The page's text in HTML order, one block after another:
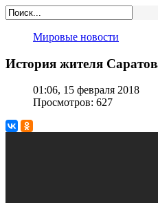
Мировые новости
История жителя
01:06, 15 февраля 2018
Просмотров: 627